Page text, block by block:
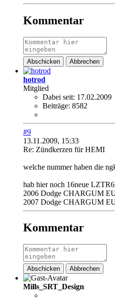
Kommentar
Abschicken Abbrechen
hotrod
Mitglied
Dabei seit: 17.02.2009
Beiträge: 8582
#9
13.11.2009, 15:33
Re: Zündkerzen für HEMI
welche nummer haben die
hab hier noch 16neue
2006 Dodge CHARGUM
2007 Dodge CHARGUM
Kommentar
Abschicken Abbrechen
Mills_SRT_Design